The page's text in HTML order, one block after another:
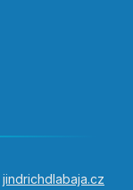
jindrichdlabaja.cz